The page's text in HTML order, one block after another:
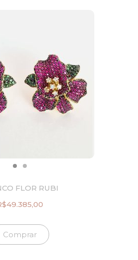
FLOR RUBI
49.385,00
Comprar